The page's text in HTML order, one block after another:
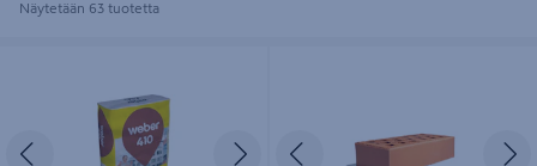
Näytetään 63 tuotetta
Edellinen SeuraavaEdellinen